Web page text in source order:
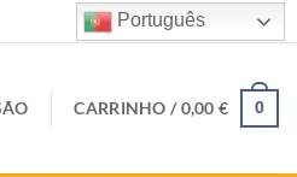
Português
CARRINHO /0,00€ 0